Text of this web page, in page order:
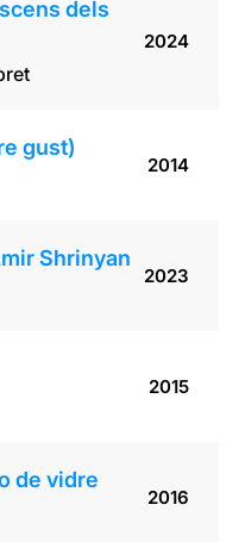
dels
2024
gust)
2014
Shrinyan
2023
2015
de vidre
2016